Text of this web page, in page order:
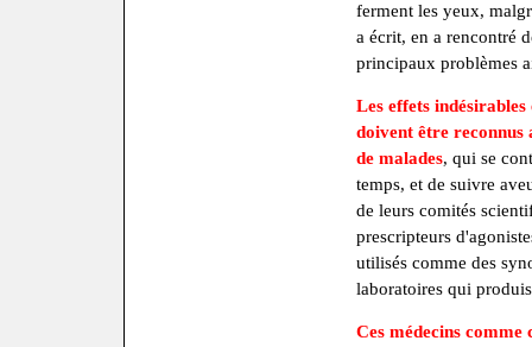
ferment les yeux,
a écrit, en a rencontré
principaux problèmes
Les effets indésirables
doivent être reconnus
de malades, qui se
temps, et de suivre
de leurs comités
prescripteurs
utilisés comme des
laboratoires qui
Ces médecins comme